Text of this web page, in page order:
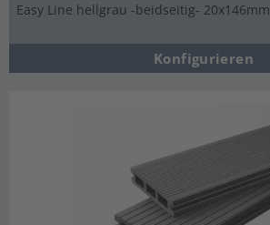
Easy Line hellgrau -beidseitig- 20x146mm
Konfigurieren